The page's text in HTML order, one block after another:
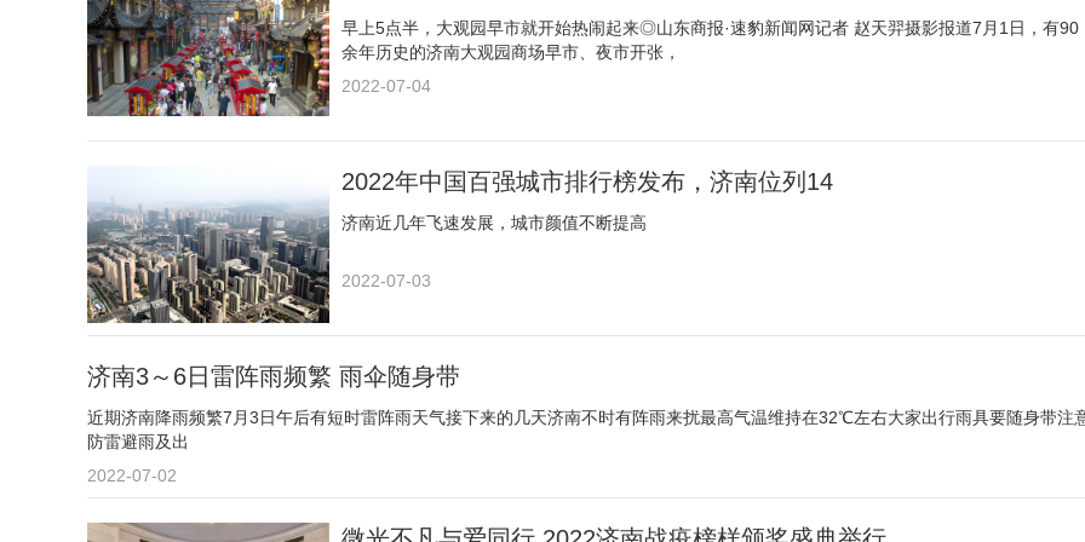
早上5点半，大观园早市就开始热闹起来◎山东商报·速豹新闻网记者 赵天羿摄影报道7月1日，有90
余年历史的济南大观园商场早市、夜市开张，
2022-07-04
2022年中国百强城市排行榜发布，济南位列14
​济南近几年飞速发展，城市颜值不断提高
2022-07-03
济南3～6日雷阵雨频繁 雨伞随身带
近期济南降雨频繁7月3日午后有短时雷阵雨天气接下来的几天济南不时有阵雨来扰最高气温维持在32℃左右大家出行雨具要随身带注
防雷避雨及出
2022-07-02